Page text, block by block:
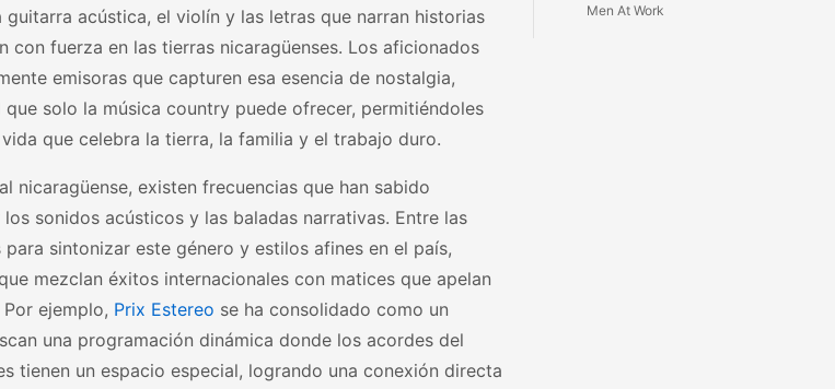
guitarra acústica, el violín y las letras que narran historias
con fuerza en las tierras nicaragüenses. Los aficionados
emisoras que capturen esa esencia de nostalgia,
solo la música country puede ofrecer, permitiéndoles
que celebra la tierra, la familia y el trabajo duro.
nicaragüense, existen frecuencias que han sabido
sonidos acústicos y las baladas narrativas. Entre las
sintonizar este género y estilos afines en el país,
mezclan éxitos internacionales con matices que apelan
ejemplo, Prix Estereo se ha consolidado como un
una programación dinámica donde los acordes del
tienen un espacio especial, logrando una conexión directa
Men At Work